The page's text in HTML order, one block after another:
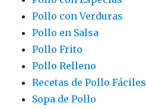
Pollo con Verduras
Pollo en Salsa
Pollo Frito
Pollo Relleno
Recetas de Pollo Fáciles
Sopa de Pollo